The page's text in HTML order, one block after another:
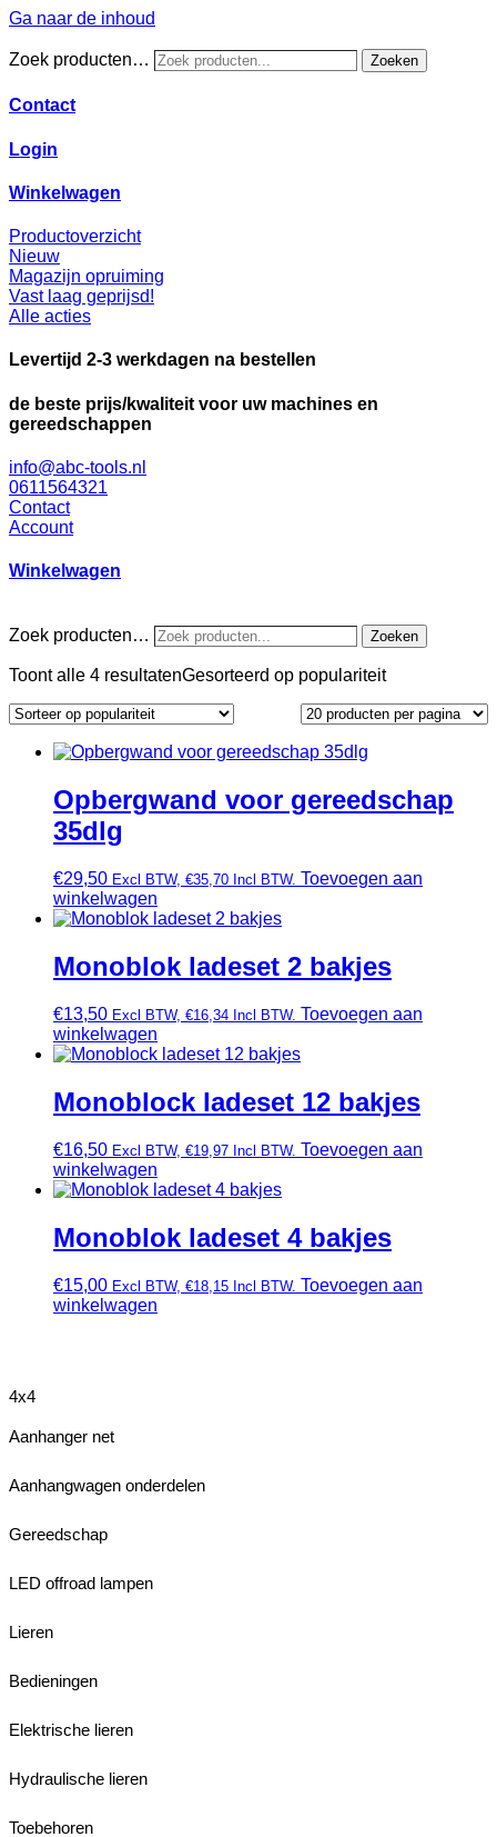
Ga naar de inhoud
Zoek producten… Zoeken
Contact
Login
Winkelwagen
Productoverzicht
Nieuw
Magazijn opruiming
Vast laag geprijsd!
Alle acties
Levertijd 2-3 werkdagen na bestellen
de beste prijs/kwaliteit voor uw machines en
gereedschappen
info@abc-tools.nl
0611564321
Contact
Account
Winkelwagen
Zoek producten… Zoeken
Toont alle 4 resultatenGesorteerd op populariteit
Opbergwand voor gereedschap
35dlg
€29,50 Excl BTW, €35,70 Incl BTW. Toevoegen aan
winkelwagen
Monoblok ladeset 2 bakjes
€13,50 Excl BTW, €16,34 Incl BTW. Toevoegen aan
winkelwagen
Monoblock ladeset 12 bakjes
€16,50 Excl BTW, €19,97 Incl BTW. Toevoegen aan
winkelwagen
Monoblok ladeset 4 bakjes
€15,00 Excl BTW, €18,15 Incl BTW. Toevoegen aan
winkelwagen
4x4
Aanhanger net
Aanhangwagen onderdelen
Gereedschap
LED offroad lampen
Lieren
Bedieningen
Elektrische lieren
Hydraulische lieren
Toebehoren